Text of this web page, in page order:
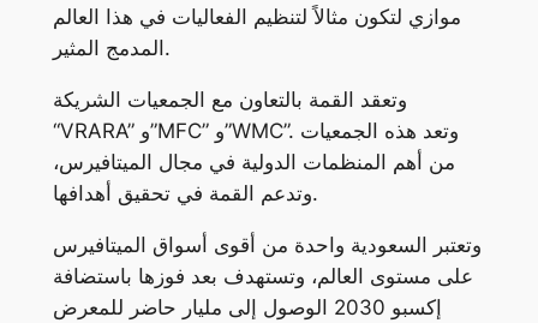
موازي لتكون مثالاً لتنظيم الفعاليات في هذا العالم
المدمج المثير.
وتعقد القمة بالتعاون مع الجمعيات الشريكة
“VRARA” و”MFC” و”WMC”. وتعد هذه الجمعيات
من أهم المنظمات الدولية في مجال الميتافيرس،
وتدعم القمة في تحقيق أهدافها.
وتعتبر السعودية واحدة من أقوى أسواق الميتافيرس
على مستوى العالم، وتستهدف بعد فوزها باستضافة
إكسبو 2030 الوصول إلى مليار حاضر للمعرض